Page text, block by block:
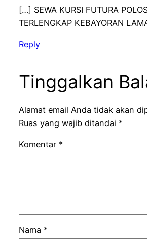
[…] SEWA KURSI FUTURA
TERLENGKAP KEBAYORAN
Reply
Tinggalkan
Alamat email Anda tidak akan
Ruas yang wajib ditandai *
Komentar *
Nama *